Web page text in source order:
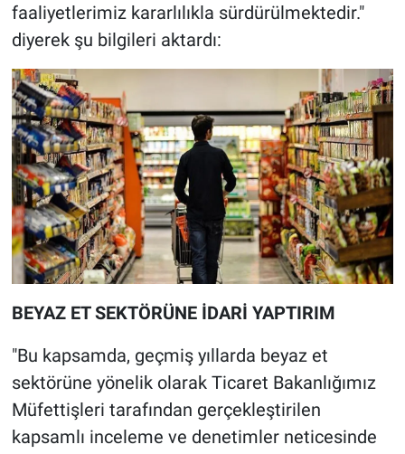
faaliyetlerimiz kararlılıkla sürdürülmektedir."
diyerek şu bilgileri aktardı:
BEYAZ ET SEKTÖRÜNE İDARİ YAPTIRIM
"Bu kapsamda, geçmiş yıllarda beyaz et
sektörüne yönelik olarak Ticaret Bakanlığımız
Müfettişleri tarafından gerçekleştirilen
kapsamlı inceleme ve denetimler neticesinde